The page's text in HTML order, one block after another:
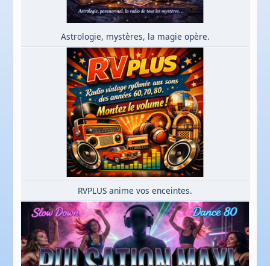
Astrologie, mystères, la magie opère.
RVPLUS anime vos enceintes.